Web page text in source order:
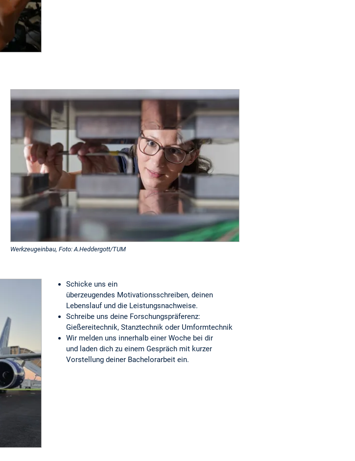
Werkzeugeinbau, Foto: A.Heddergott/TUM
Schicke uns ein
überzeugendes Motivationsschreiben, deinen
Lebenslauf und die Leistungsnachweise.
Schreibe uns deine Forschungspräferenz:
Gießereitechnik, Stanztechnik oder Umformtechnik
Wir melden uns innerhalb einer Woche bei dir
und laden dich zu einem Gespräch mit kurzer
Vorstellung deiner Bachelorarbeit ein.